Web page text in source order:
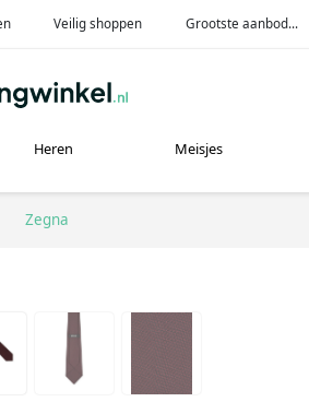
Veilig shoppen Grootste aanbod...
Heren Meisjes
Zegna